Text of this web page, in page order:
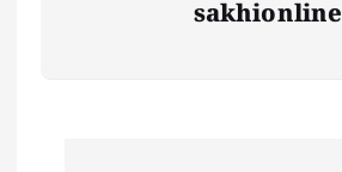
sakhionline